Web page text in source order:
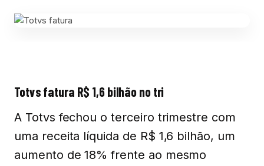
Totvs fatura R$ 1,6 bilhão no tri
A Totvs fechou o terceiro trimestre com
uma receita líquida de R$ 1,6 bilhão, um
aumento de 18% frente ao mesmo